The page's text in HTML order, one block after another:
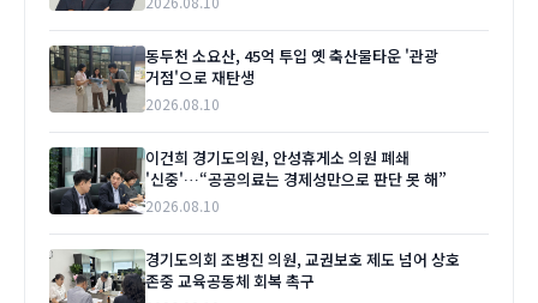
동두천 소요산, 45억 투입 옛 축산물타운 '관광
거점'으로 재탄생
2026.08.10
이건희 경기도의원, 안성휴게소 의원 폐쇄
'신중'…“공공의료는 경제성만으로 판단 못 해”
2026.08.10
경기도의회 조병진 의원, 교권보호 제도 넘어 상호
존중 교육공동체 회복 촉구